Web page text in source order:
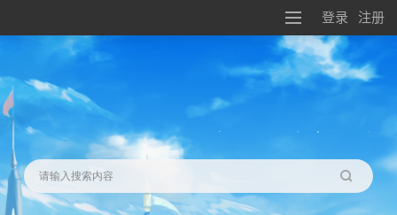
登录 注册